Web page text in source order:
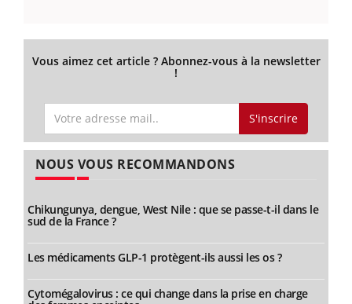
Vous aimez cet article ? Abonnez-vous à la newsletter
!
S'inscrire
NOUS VOUS RECOMMANDONS
Chikungunya, dengue, West Nile : que se passe-t-il dans le
sud de la France ?
Les médicaments GLP-1 protègent-ils aussi les os ?
Cytomégalovirus : ce qui change dans la prise en charge